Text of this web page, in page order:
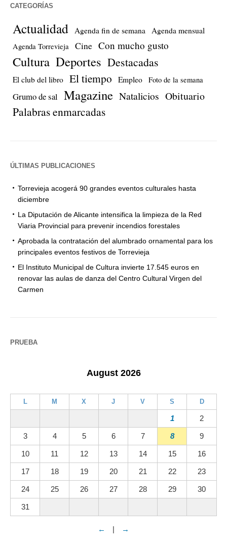
CATEGORÍAS
Actualidad Agenda fin de semana Agenda mensual
Agenda Torrevieja Cine Con mucho gusto
Cultura Deportes Destacadas
El club del libro El tiempo Empleo Foto de la semana
Grumo de sal Magazine Natalicios Obituario
Palabras enmarcadas
ÚLTIMAS PUBLICACIONES
Torrevieja acogerá 90 grandes eventos culturales hasta
diciembre
La Diputación de Alicante intensifica la limpieza de la Red
Viaria Provincial para prevenir incendios forestales
Aprobada la contratación del alumbrado ornamental para los
principales eventos festivos de Torrevieja
El Instituto Municipal de Cultura invierte 17.545 euros en
renovar las aulas de danza del Centro Cultural Virgen del
Carmen
PRUEBA
August 2026
L M X J V S D
1 2
3 4 5 6 7 8 9
10 11 12 13 14 15 16
17 18 19 20 21 22 23
24 25 26 27 28 29 30
31
← | →